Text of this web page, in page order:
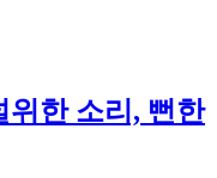
위한 소리, 뻔한